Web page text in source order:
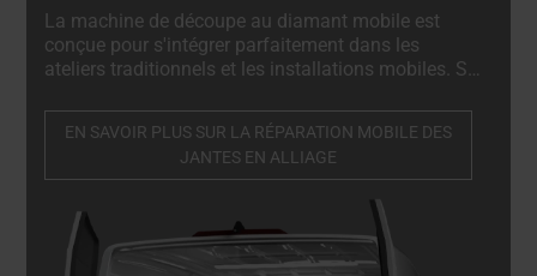
La machine de découpe au diamant mobile est
conçue pour s'intégrer parfaitement dans les
ateliers traditionnels et les installations mobiles. Sa
l'installer sans effort à l'arrière d'une camionnette,
d'un camion ou d'une remorque, ce qui en fait un
élément essentiel de tout service de réparation
EN SAVOIR PLUS SUR LA RÉPARATION MOBILE DES
JANTES EN ALLIAGE